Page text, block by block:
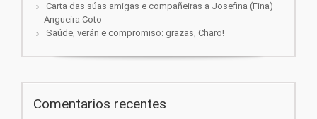
Carta das súas amigas e compañeiras a Josefina (Fina)
Angueira Coto
Saúde, verán e compromiso: grazas, Charo!
Comentarios recentes